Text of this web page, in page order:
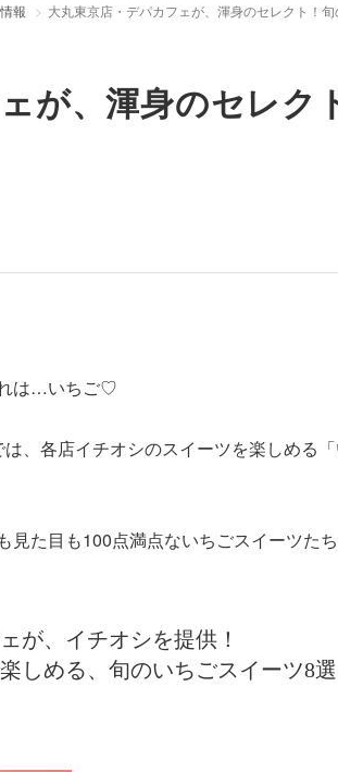
報 大丸東京店・デパカフェが、渾身のセレクト！
が、渾身のセレク
は…いちご♡
、各店イチオシのスイーツを楽しめる「
見た目も100点満点ないちごスイーツた
が、イチオシを提供！
しめる、旬のいちごスイーツ8選